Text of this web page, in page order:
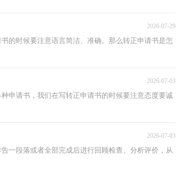
2026-07-29
的时候要注意语言简洁、准确。那么转正申请书是怎
2026-07-03
申请书，我们在写转正申请书的时候要注意态度要诚
2026-07-03
一段落或者全部完成后进行回顾检查、分析评价，从